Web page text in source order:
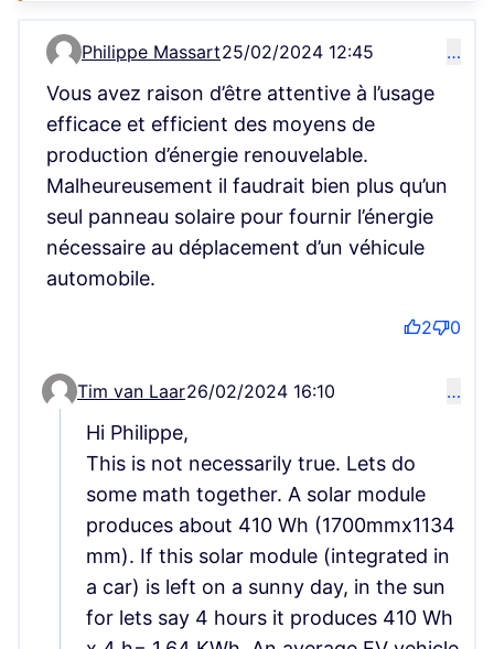
Comment 57
Philippe Massart25/02/2024 12:45 …
Vous avez raison d’être attentive à l’usage
efficace et efficient des moyens de
production d’énergie renouvelable.
Malheureusement il faudrait bien plus qu’un
seul panneau solaire pour fournir l’énergie
nécessaire au déplacement d’un véhicule
automobile.
2 0
Comment 68 (reply to comment 57)
Tim van Laar26/02/2024 16:10 …
Hi Philippe,
This is not necessarily true. Lets do
some math together. A solar module
produces about 410 Wh (1700mmx1134
mm). If this solar module (integrated in
a car) is left on a sunny day, in the sun
for lets say 4 hours it produces 410 Wh